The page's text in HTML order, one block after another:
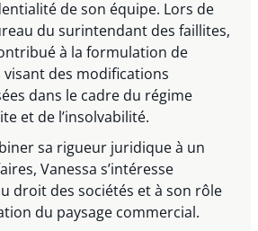
de son équipe. Lors de
du surintendant des faillites,
à la formulation de
des modifications
dans le cadre du régime
et de l’insolvabilité.
sa rigueur juridique à un
Vanessa s’intéresse
droit des sociétés et à son rôle
du paysage commercial.